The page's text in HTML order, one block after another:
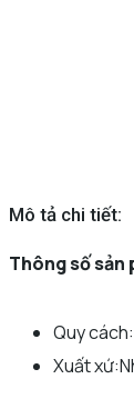
Mô tả chi tiết:
Thông số sản
Quy
Xuất